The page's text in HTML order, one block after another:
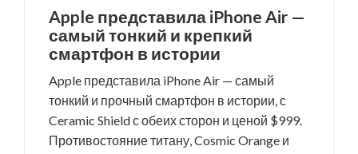
Apple представила iPhone Air —
самый тонкий и крепкий
смартфон в истории
Apple представила iPhone Air — самый
тонкий и прочный смартфон в истории, с
Ceramic Shield с обеих сторон и ценой $999.
Противостояние титану, Cosmic Orange и